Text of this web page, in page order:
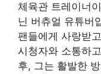
체육관 트레이너
닌 버츄얼 유튜버
팬들에게 사랑받
시청자와 소통하
후, 그는 활발한